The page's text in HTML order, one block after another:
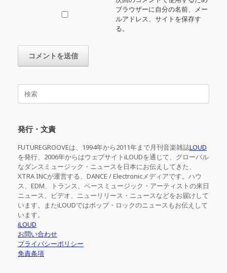
ブラウザーに自分の名前、メー
ルアドレス、サイトを保存す
る。
検
発行・文責
FUTUREGROOVEは、1994年から2011年まで月刊音楽雑誌LOUD
を発行、2006年からはウェブサイトiLOUDを通じて、グローバル
なダンスミュージック・ニュースを日本にお伝えしてきた、
XTRA INCが運営する、DANCE / Electronicメディアです。ハウ
ス、EDM、トランス、ベースミュージック・アーティストの来日
ニュース、ビデオ、ニューリリース・ニュースなどをお届けして
います。またiLOUDではポップ・ロックのニュースもお伝えして
います。
iLOUD
お問い合わせ
プライバシーポリシー
免責条項